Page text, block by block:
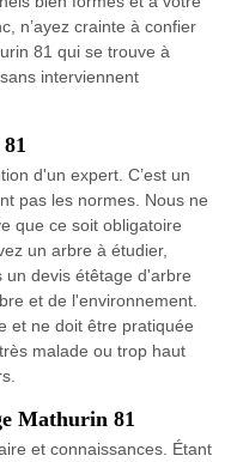
n’ayez crainte à confier
81 qui se trouve à
interviennent
d'un expert. C’est un
pas les normes. Nous ne
que ce soit obligatoire
un arbre à étudier,
devis étêtage d'arbre
et de l'environnement.
et ne doit être pratiquée
malade ou trop haut
Mathurin 81
et connaissances. Étant